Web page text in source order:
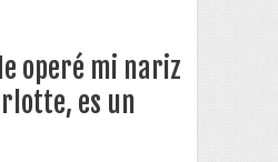
operé mi nariz
es un